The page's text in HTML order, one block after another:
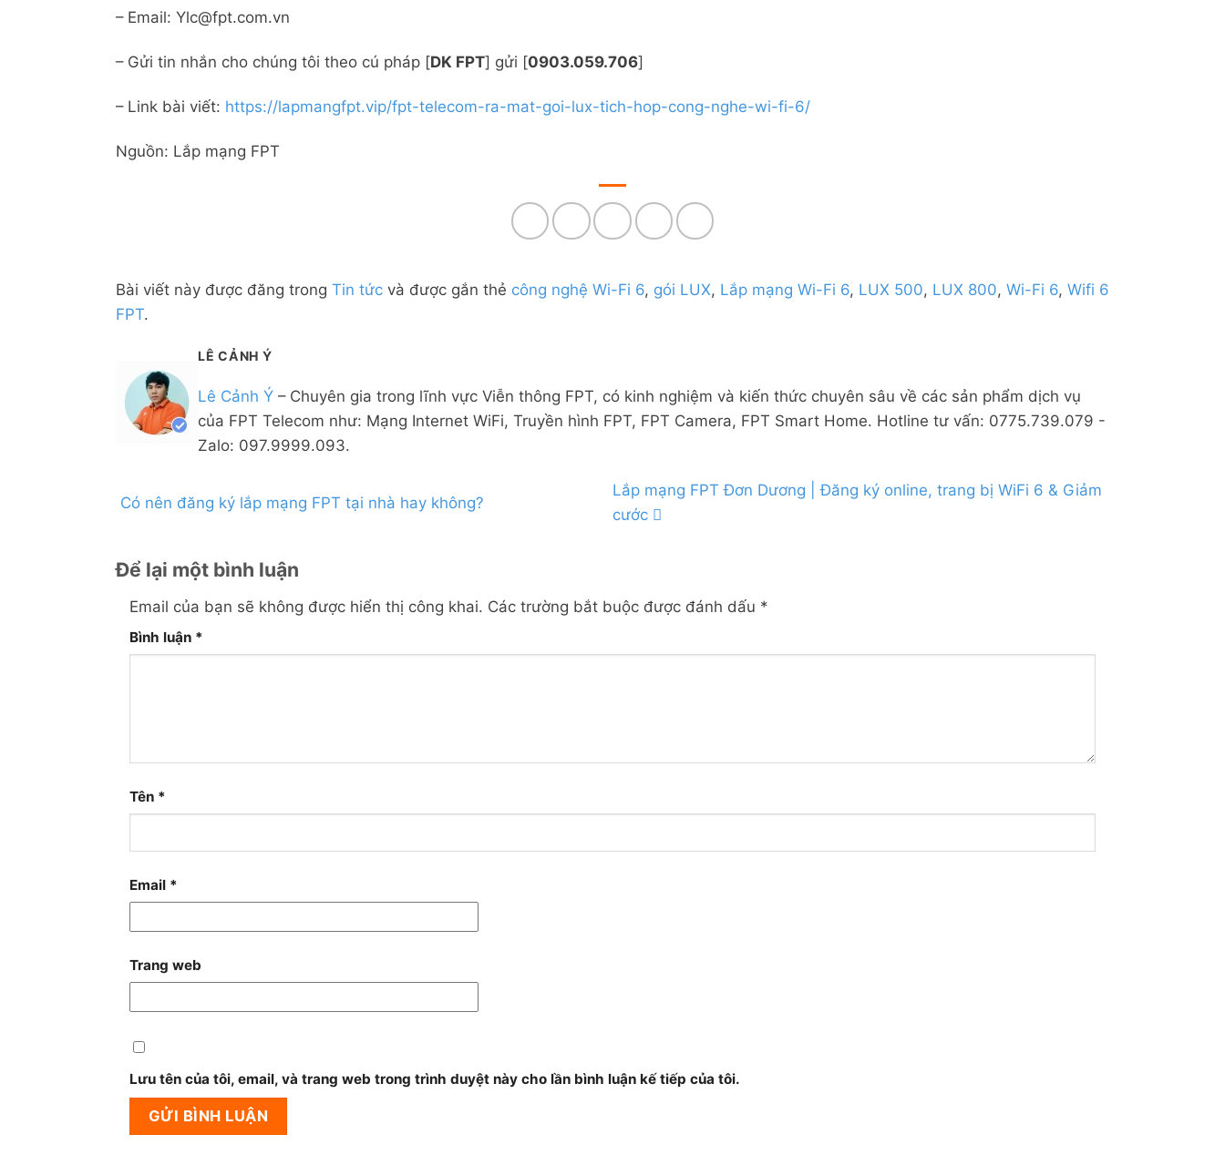
– Email: Ylc@fpt.com.vn
– Gửi tin nhắn cho chúng tôi theo cú pháp [DK FPT] gửi [0903.059.706]
– Link bài viết: https://lapmangfpt.vip/fpt-telecom-ra-mat-goi-lux-tich-hop-cong-nghe-wi-fi-6/
Nguồn: Lắp mạng FPT
Bài viết này được đăng trong Tin tức và được gắn thẻ công nghệ Wi-Fi 6, gói LUX, Lắp mạng Wi-Fi 6, LUX 500, LUX 800, Wi-Fi 6, Wifi 6
FPT.
LÊ CẢNH Ý
Lê Cảnh Ý – Chuyên gia trong lĩnh vực Viễn thông FPT, có kinh nghiệm và kiến thức chuyên sâu về các sản phẩm dịch vụ
của FPT Telecom như: Mạng Internet WiFi, Truyền hình FPT, FPT Camera, FPT Smart Home. Hotline tư vấn: 0775.739.079 -
Zalo: 097.9999.093.
Có nên đăng ký lắp mạng FPT tại nhà hay không?
Lắp mạng FPT Đơn Dương | Đăng ký online, trang bị WiFi 6 & Giảm
cước
Để lại một bình luận
Email của bạn sẽ không được hiển thị công khai. Các trường bắt buộc được đánh dấu *
Bình luận *
Tên *
Email *
Trang web
Lưu tên của tôi, email, và trang web trong trình duyệt này cho lần bình luận kế tiếp của tôi.